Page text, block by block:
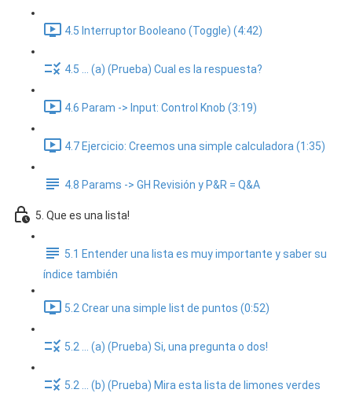
4.5 Interruptor Booleano (Toggle) (4:42)
4.5 ... (a) (Prueba) Cual es la respuesta?
4.6 Param -> Input: Control Knob (3:19)
4.7 Ejercicio: Creemos una simple calculadora (1:35)
4.8 Params -> GH Revisión y P&R = Q&A
5. Que es una lista!
5.1 Entender una lista es muy importante y saber su
índice también
5.2 Crear una simple list de puntos (0:52)
5.2 ... (a) (Prueba) Si, una pregunta o dos!
5.2 ... (b) (Prueba) Mira esta lista de limones verdes